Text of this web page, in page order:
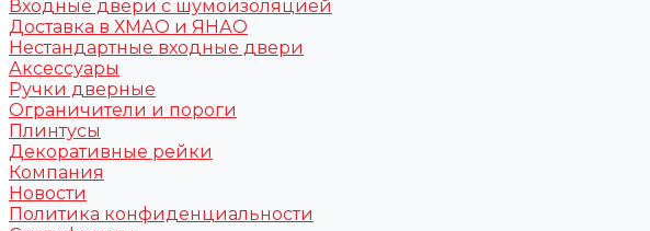
Входные двери с шумоизоляцией
Доставка в ХМАО и ЯНАО
Нестандартные входные двери
Аксессуары
Ручки дверные
Ограничители и пороги
Плинтусы
Декоративные рейки
Компания
Новости
Политика конфиденциальности